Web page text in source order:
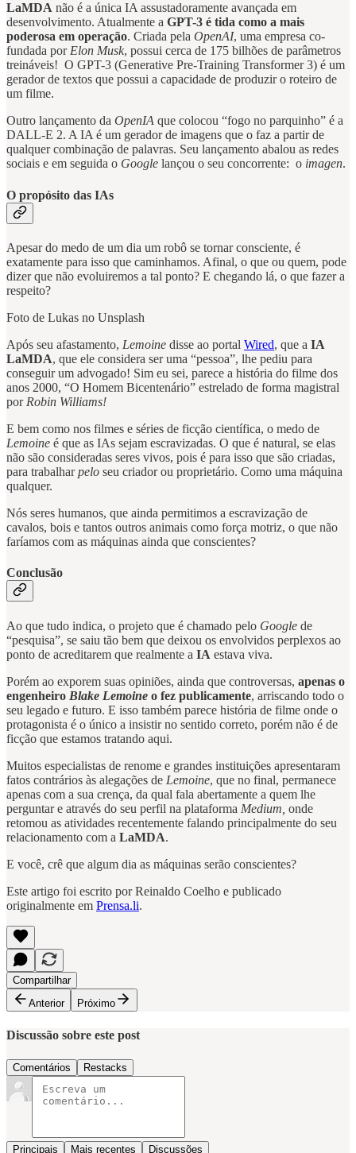
LaMDA não é a única IA assustadoramente avançada em
desenvolvimento. Atualmente a GPT-3 é tida como a mais
poderosa em operação. Criada pela OpenAI, uma empresa co-
fundada porElon Musk, possui cerca de 175 bilhões de parâmetros
treináveis! O GPT-3 (Generative Pre-Training Transformer 3) é um
gerador de textos que possui a capacidade de produzir o roteiro de
um filme.
Outro lançamento da OpenIA que colocou “fogo no parquinho” é a
DALL-E 2. A IA é um gerador de imagens que o faz a partir de
qualquer combinação de palavras. Seu lançamento abalou as redes
sociais e em seguida o Google lançou o seu concorrente: o imagen.
O propósito das IAs
Apesar do medo de um dia um robô se tornar consciente, é
exatamente para isso que caminhamos. Afinal, o que ou quem, pode
dizer que não evoluiremos a tal ponto? E chegando lá, o que fazer a
respeito?
Foto de Lukas no Unsplash
Após seu afastamento, Lemoine disse ao portal Wired, que a IA
LaMDA, que ele considera ser uma “pessoa”, lhe pediu para
conseguir um advogado! Sim eu sei, parece a história do filme dos
anos 2000, “O Homem Bicentenário” estrelado de forma magistral
por Robin Williams!
E bem como nos filmes e séries de ficção científica, o medo de
Lemoine é que as IAs sejam escravizadas. O que é natural, se elas
não são consideradas seres vivos, pois é para isso que são criadas,
para trabalharpelo seu criador ou proprietário. Como uma máquina
qualquer.
Nós seres humanos, que ainda permitimos a escravização de
cavalos, bois e tantos outros animais como força motriz, o que não
faríamos com as máquinas ainda que conscientes?
Conclusão
Ao que tudo indica, o projeto que é chamado pelo Google de
“pesquisa”, se saiu tão bem que deixou os envolvidos perplexos ao
ponto de acreditarem que realmente a IA estava viva.
Porém ao exporem suas opiniões, ainda que controversas, apenas o
engenheiro Blake Lemoine o fez publicamente, arriscando todo o
seu legado e futuro. E isso também parece história de filme onde o
protagonista é o único a insistir no sentido correto, porém não é de
ficção que estamos tratando aqui.
Muitos especialistas de renome e grandes instituições apresentaram
fatos contrários às alegações de Lemoine, que no final, permanece
apenas com a sua crença, da qual fala abertamente a quem lhe
perguntar e através do seu perfil na plataforma Medium, onde
retomou as atividades recentemente falando principalmente do seu
relacionamento com a LaMDA.
E você, crê que algum dia as máquinas serão conscientes?
Este artigo foi escrito por Reinaldo Coelho e publicado
originalmente em Prensa.li.
Compartilhar
Anterior
Próximo
Discussão sobre este post
Comentários Restacks
Principais Mais recentes Discussões